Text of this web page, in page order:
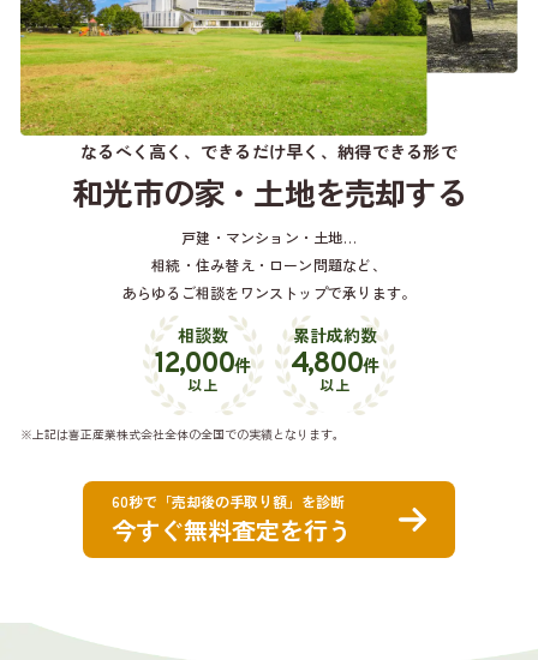
なるべく高く、できるだけ早く、納得できる形で
和光市の家・土地を売却する
戸建・マンション・土地…
相続・住み替え・ローン問題など、
あらゆるご相談をワンストップで承ります。
相談数
12,000件
以上
累計成約数
4,800件
以上
※上記は喜正産業株式会社全体の全国での実績となります。
60秒で「売却後の手取り額」を診断
今すぐ無料査定を行う